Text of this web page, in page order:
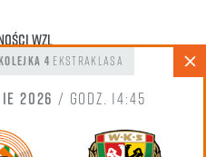
WZL
oraz nagrań wideo
4 Ekstraklasa
2026/ godz. 14:45